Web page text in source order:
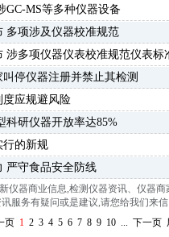
GC-MS等多种仪器设备
多项涉及仪器校准规范
涉多项仪器仪表校准规范仪表标
停仪器注册并禁止其检测
应规避风险
科研仪器开放率达85%
行的新规
严守食品安全防线
仪器商业信息,检测仪器资讯、仪器
服务有疑问或是建议,请您给我们来信
页1 2 3 4 5 6 7 8 9 10 ... 下一页